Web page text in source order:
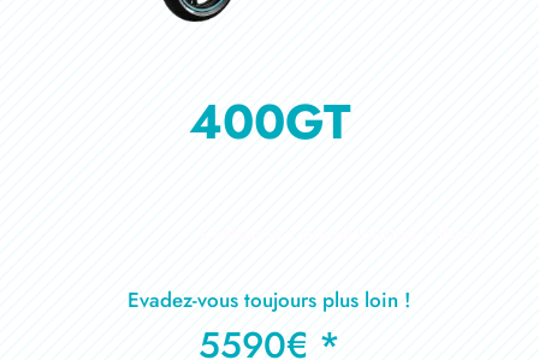
400GT
Evadez-vous toujours plus loin !
5590€ *